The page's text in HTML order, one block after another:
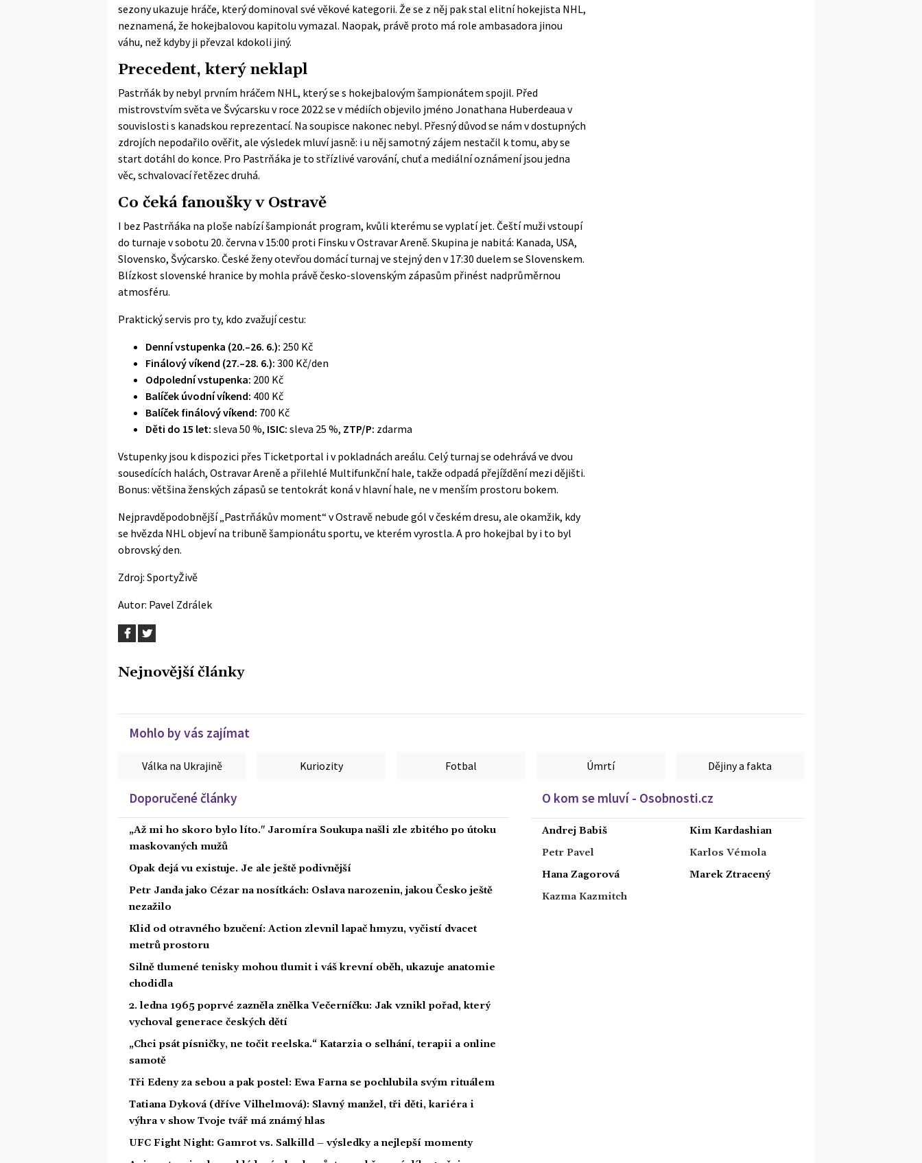
sezony ukazuje hráče, který dominoval své věkové kategorii. Že se z něj pak stal elitní hokejista NHL,
neznamená, že hokejbalovou kapitolu vymazal. Naopak, právě proto má role ambasadora jinou
váhu, než kdyby ji převzal kdokoli jiný.
Precedent, který neklapl
Pastrňák by nebyl prvním hráčem NHL, který se s hokejbalovým šampionátem spojil. Před
mistrovstvím světa ve Švýcarsku v roce 2022 se v médiích objevilo jméno Jonathana Huberdeaua v
souvislosti s kanadskou reprezentací. Na soupisce nakonec nebyl. Přesný důvod se nám v dostupných
zdrojích nepodařilo ověřit, ale výsledek mluví jasně: i u něj samotný zájem nestačil k tomu, aby se
start dotáhl do konce. Pro Pastrňáka je to střízlivé varování, chuť a mediální oznámení jsou jedna
věc, schvalovací řetězec druhá.
Co čeká fanoušky v Ostravě
I bez Pastrňáka na ploše nabízí šampionát program, kvůli kterému se vyplatí jet. Čeští muži vstoupí
do turnaje v sobotu 20. června v 15:00 proti Finsku v Ostravar Areně. Skupina je nabitá: Kanada, USA,
Slovensko, Švýcarsko. České ženy otevřou domácí turnaj ve stejný den v 17:30 duelem se Slovenskem.
Blízkost slovenské hranice by mohla právě česko-slovenským zápasům přinést nadprůměrnou
atmosféru.
Praktický servis pro ty, kdo zvažují cestu:
Denní vstupenka (20.–26. 6.): 250 Kč
Finálový víkend (27.–28. 6.): 300 Kč/den
Odpolední vstupenka: 200 Kč
Balíček úvodní víkend: 400 Kč
Balíček finálový víkend: 700 Kč
Děti do 15 let: sleva 50 %, ISIC: sleva 25 %, ZTP/P: zdarma
Vstupenky jsou k dispozici přes Ticketportal i v pokladnách areálu. Celý turnaj se odehrává ve dvou
sousedících halách, Ostravar Areně a přilehlé Multifunkční hale, takže odpadá přejíždění mezi dějišti.
Bonus: většina ženských zápasů se tentokrát koná v hlavní hale, ne v menším prostoru bokem.
Nejpravděpodobnější „Pastrňákův moment“ v Ostravě nebude gól v českém dresu, ale okamžik, kdy
se hvězda NHL objeví na tribuně šampionátu sportu, ve kterém vyrostla. A pro hokejbal by i to byl
obrovský den.
Zdroj: SportyŽivě
Autor: Pavel Zdrálek
Nejnovější články
Mohlo by vás zajímat
Válka na Ukrajině Kuriozity Fotbal Úmrtí Dějiny a fakta
Doporučené články
„Až mi ho skoro bylo líto." Jaromíra Soukupa našli zle zbitého po útoku
maskovaných mužů
Opak dejá vu existuje. Je ale ještě podivnější
Petr Janda jako Cézar na nosítkách: Oslava narozenin, jakou Česko ještě
nezažilo
Klid od otravného bzučení: Action zlevnil lapač hmyzu, vyčistí dvacet
metrů prostoru
Silně tlumené tenisky mohou tlumit i váš krevní oběh, ukazuje anatomie
chodidla
2. ledna 1965 poprvé zazněla znělka Večerníčku: Jak vznikl pořad, který
vychoval generace českých dětí
„Chci psát písničky, ne točit reelska.“ Katarzia o selhání, terapii a online
samotě
Tři Edeny za sebou a pak postel: Ewa Farna se pochlubila svým rituálem
Tatiana Dyková (dříve Vilhelmová): Slavný manžel, tři děti, kariéra i
výhra v show Tvoje tvář má známý hlas
UFC Fight Night: Gamrot vs. Salkilld – výsledky a nejlepší momenty
O kom se mluví - Osobnosti.cz
Andrej Babiš
Petr Pavel
Hana Zagorová
Kazma Kazmitch
Kim Kardashian
Karlos Vémola
Marek Ztracený